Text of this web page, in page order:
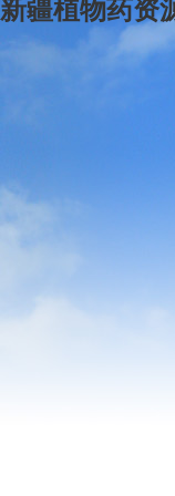
新疆植物药资